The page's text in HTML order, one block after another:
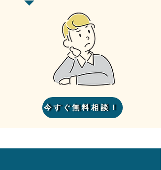
今すぐ無料相談！